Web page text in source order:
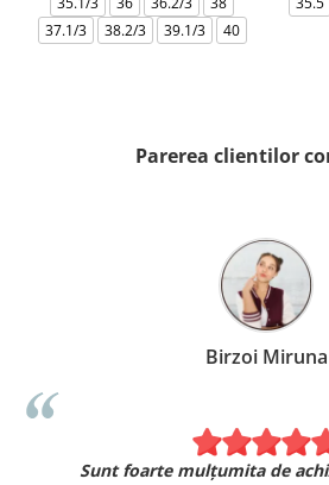
37.1/3
38.2/3 39.1/3 40
Parerea clientilor
Birzoi Miruna
Sunt foarte mulțumita de